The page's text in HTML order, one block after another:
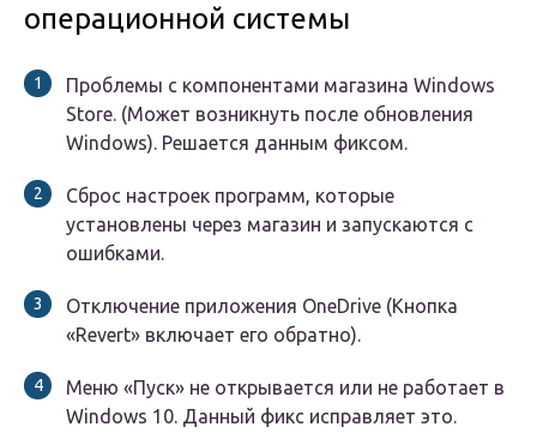
операционной системы
Проблемы с компонентами магазина Windows
Store. (Может возникнуть после обновления
Windows). Решается данным фиксом.
Сброс настроек программ, которые
установлены через магазин и запускаются с
ошибками.
Отключение приложения OneDrive (Кнопка
«Revert» включает его обратно).
Меню «Пуск» не открывается или не работает в
Windows 10. Данный фикс исправляет это.